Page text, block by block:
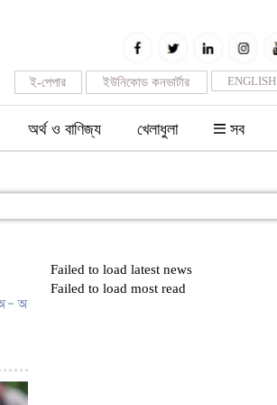
ENGLISH
ইউনিকোড কনভার্টার
ই-পেপার
অর্থ ও বাণিজ্য খেলাধুলা সব
Failed to load latest news
Failed to load most read